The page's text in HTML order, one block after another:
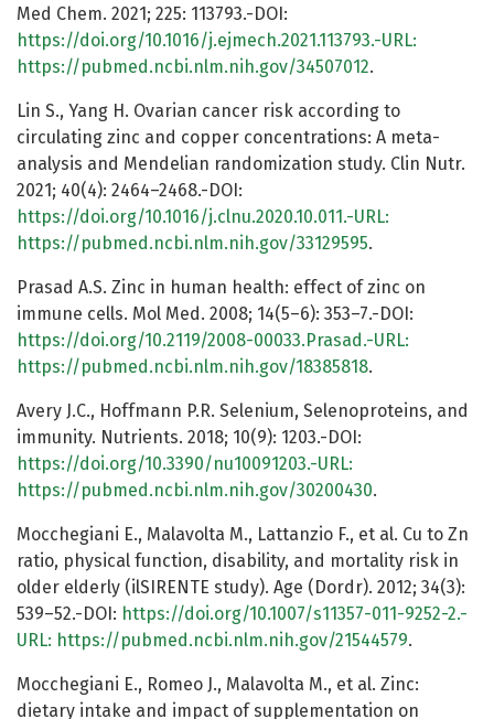
Med Chem. 2021; 225: 113793.-DOI:
https://doi.org/10.1016/j.ejmech.2021.113793.-URL:
https://pubmed.ncbi.nlm.nih.gov/34507012.
Lin S., Yang H. Ovarian cancer risk according to
circulating zinc and copper concentrations: A meta-
analysis and Mendelian randomization study. Clin Nutr.
2021; 40(4): 2464–2468.-DOI:
https://doi.org/10.1016/j.clnu.2020.10.011.-URL:
https://pubmed.ncbi.nlm.nih.gov/33129595.
Prasad A.S. Zinc in human health: effect of zinc on
immune cells. Mol Med. 2008; 14(5–6): 353–7.-DOI:
https://doi.org/10.2119/2008-00033.Prasad.-URL:
https://pubmed.ncbi.nlm.nih.gov/18385818.
Avery J.C., Hoffmann P.R. Selenium, Selenoproteins, and
immunity. Nutrients. 2018; 10(9): 1203.-DOI:
https://doi.org/10.3390/nu10091203.-URL:
https://pubmed.ncbi.nlm.nih.gov/30200430.
Mocchegiani E., Malavolta M., Lattanzio F., et al. Cu to Zn
ratio, physical function, disability, and mortality risk in
older elderly (ilSIRENTE study). Age (Dordr). 2012; 34(3):
539–52.-DOI: https://doi.org/10.1007/s11357-011-9252-2.-
URL: https://pubmed.ncbi.nlm.nih.gov/21544579.
Mocchegiani E., Romeo J., Malavolta M., et al. Zinc:
dietary intake and impact of supplementation on